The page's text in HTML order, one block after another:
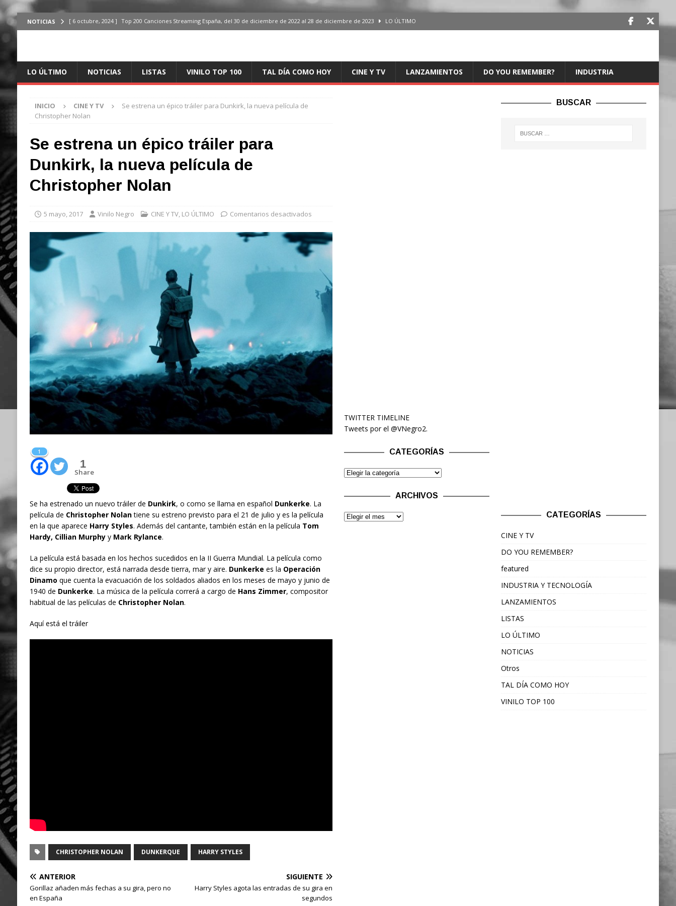
NOTICIAS [ 6 octubre, 2024 ] Top 200 Canciones Streaming España, del 30 de diciembre de 2022 al 28 de diciembre de 2023 LO ÚLTIMO
ÚLTIMO
ÚLTIMO
LO ÚLTIMO NOTICIAS LISTAS VINILO TOP 100 TAL DÍA COMO HOY CINE Y TV LANZAMIENTOS DO YOU REMEMBER? INDUSTRIA
INICIO CINE Y TV
Se estrena un épico tráiler para Dunkirk, la nueva película de
Christopher Nolan
Se estrena un épico tráiler para
Dunkirk, la nueva película de
Christopher Nolan
5 mayo, 2017 Vinilo Negro CINE Y TV, LO ÚLTIMO Comentarios desactivados
1
1
Share
Se ha estrenado un nuevo tráiler de Dunkirk, o como se llama en español Dunkerke. La
película de Christopher Nolantiene su estreno previsto para el 21 de julio y es la película
en la que aparece Harry Styles. Además del cantante, también están en la película Tom
Hardy, Cillian Murphyy Mark Rylance.
La película está basada en los hechos sucedidos en la II Guerra Mundial. La película como
dice su propio director, está narrada desde tierra, mar y aire. Dunkerke es la Operación
Dinamo que cuenta la evacuación de los soldados aliados en los meses de mayo y junio de
1940 de Dunkerke. La música de la película correrá a cargo de Hans Zimmer, compositor
habitual de las películas de Christopher Nolan.
Aquí está el tráiler
CHRISTOPHER NOLAN DUNKERQUE HARRY STYLES
ANTERIOR
Gorillaz añaden más fechas a su gira, pero no
en España
SIGUIENTE
Harry Styles agota las entradas de su gira en
segundos
TWITTER TIMELINE
Tweets por el @VNegro2.
CATEGORÍAS
ARCHIVOS
BUSCAR
CATEGORÍAS
CINE Y TV
DO YOU REMEMBER?
featured
INDUSTRIA Y TECNOLOGÍA
LANZAMIENTOS
LISTAS
LO ÚLTIMO
NOTICIAS
Otros
TAL DÍA COMO HOY
VINILO TOP 100